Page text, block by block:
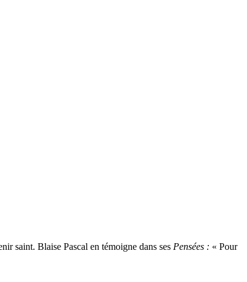
saint. Blaise Pascal en témoigne dans ses Pensées : « Pour